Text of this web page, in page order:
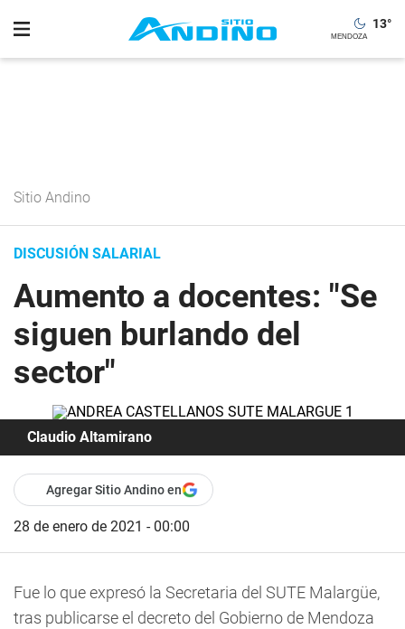
13°
Sitio Andino
DISCUSIÓN SALARIAL
Aumento a docentes: "Se
siguen burlando del
sector"
Claudio Altamirano
Agregar Sitio Andino en
28 de enero de 2021 - 00:00
Fue lo que expresó la Secretaria del SUTE Malargüe,
tras publicarse el decreto del Gobierno de Mendoza